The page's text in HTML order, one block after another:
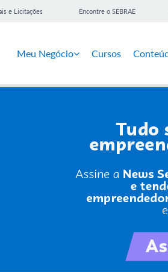
e Licitações Encontre o SEBRAE
Meu Negócio Cursos